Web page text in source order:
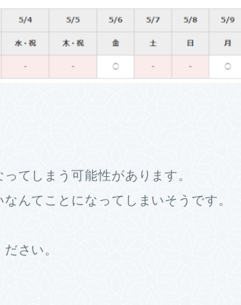
てしまう可能性があります。
んてことになってしまいそうです。
さい。